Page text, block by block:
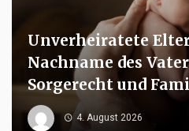
Unverheiratete
Nachname des
Sorgerecht und
4. August 2026